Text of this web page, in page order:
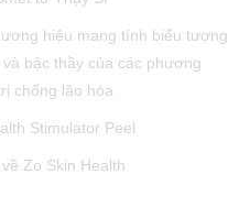
hiệu mang tính biểu tượng
bậc thầy của các phương
chống lão hóa
Stimulator Peel
Zo Skin Health